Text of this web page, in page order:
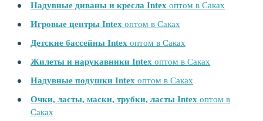
Надувные диваны и кресла Intex оптом в Саках
Игровые центры Intex оптом в Саках
Детские бассейны Intex оптом в Саках
Жилеты и нарукавники Intex оптом в Саках
Надувные подушки Intex оптом в Саках
Очки, ласты, маски, трубки, ласты Intex оптом в
Саках